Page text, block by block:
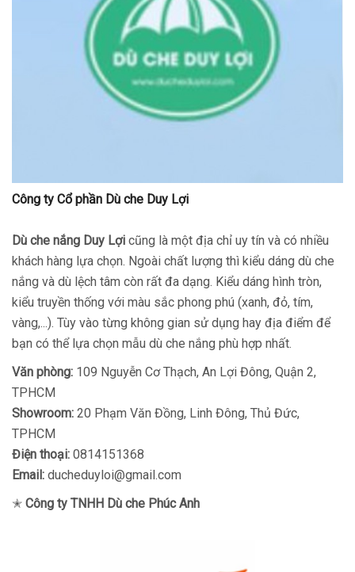
Công ty Cổ phần Dù che Duy Lợi
Dù che nắng Duy Lợi cũng là một địa chỉ uy tín và có nhiều
khách hàng lựa chọn. Ngoài chất lượng thì kiểu dáng dù che
nắng và dù lệch tâm còn rất đa dạng. Kiểu dáng hình tròn,
kiểu truyền thống với màu sắc phong phú (xanh, đỏ, tím,
vàng,...). Tùy vào từng không gian sử dụng hay địa điểm để
bạn có thể lựa chọn mẫu dù che nắng phù hợp nhất.
Văn phòng: 109 Nguyễn Cơ Thạch, An Lợi Đông, Quận 2,
TPHCM
Showroom: 20 Phạm Văn Đồng, Linh Đông, Thủ Đức,
TPHCM
Điện thoại: 0814151368
Email: ducheduyloi@gmail.com
✭ Công ty TNHH Dù che Phúc Anh